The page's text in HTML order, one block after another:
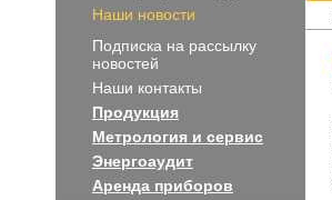
Наши новости
Подписка на рассылку
новостей
Наши контакты
Продукция
Метрология и сервис
Энергоаудит
Аренда приборов